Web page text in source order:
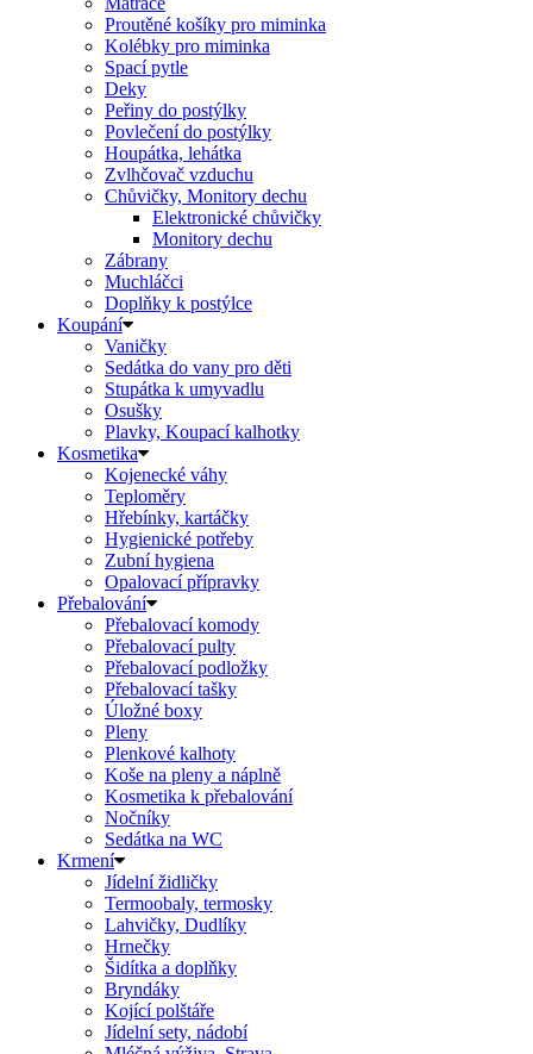
Proutěné košíky pro miminka
Kolébky pro miminka
Spací pytle
Deky
Peřiny do postýlky
Povlečení do postýlky
Houpátka, lehátka
Zvlhčovač vzduchu
Chůvičky, Monitory dechu
Elektronické chůvičky
Monitory dechu
Zábrany
Muchláčci
Doplňky k postýlce
Koupání
Vaničky
Sedátka do vany pro děti
Stupátka k umyvadlu
Osušky
Plavky, Koupací kalhotky
Kosmetika
Kojenecké váhy
Teploměry
Hřebínky, kartáčky
Hygienické potřeby
Zubní hygiena
Opalovací přípravky
Přebalování
Přebalovací komody
Přebalovací pulty
Přebalovací podložky
Přebalovací tašky
Úložné boxy
Pleny
Plenkové kalhoty
Koše na pleny a náplně
Kosmetika k přebalování
Nočníky
Sedátka na WC
Krmení
Jídelní židličky
Termoobaly, termosky
Lahvičky, Dudlíky
Hrnečky
Šidítka a doplňky
Bryndáky
Kojící polštáře
Jídelní sety, nádobí